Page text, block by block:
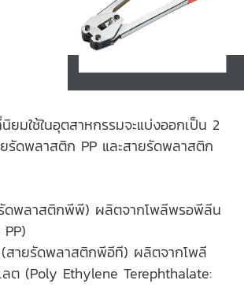
มใช้ในอุตสาหกรรมจะแบ่งออกเป็น 2
ดพลาสติก PP และสายรัดพลาสติก
ดพลาสติกพีพี) ผลิตจากโพลีพรอพีลีน
สายรัดพลาสติกพีอีที) ผลิตจากโพลี
ลต (Poly Ethylene Terephthalate: